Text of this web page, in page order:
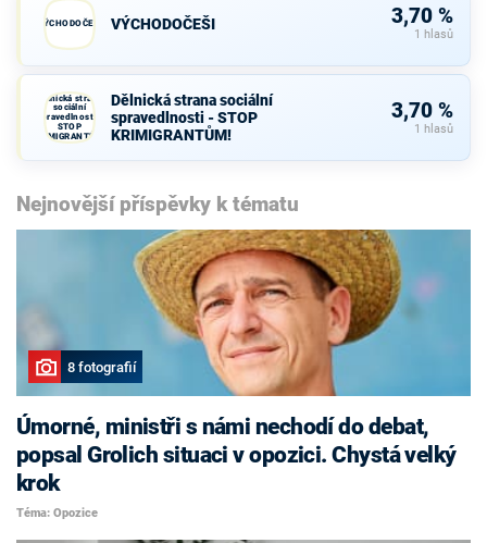
VÝCHODOČEŠI VÝCHODOČEŠI 3,70 %
1 hlasů
Dělnická strana
sociální
spravedlnosti -
STOP
KRIMIGRANTŮM!
Dělnická strana sociální
spravedlnosti - STOP
KRIMIGRANTŮM!
3,70 %
1 hlasů
Nejnovější příspěvky k tématu
8 fotografií
Úmorné, ministři s námi nechodí do debat,
popsal Grolich situaci v opozici. Chystá velký
krok
Téma: Opozice